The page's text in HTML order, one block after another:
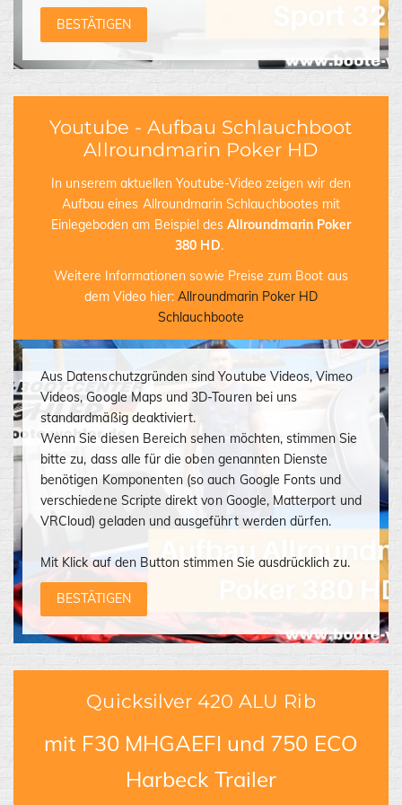
BESTÄTIGEN
Youtube - Aufbau Schlauchboot
Allroundmarin Poker HD
In unserem aktuellen Youtube-Video zeigen wir den
Aufbau eines Allroundmarin Schlauchbootes mit
Einlegeboden am Beispiel des Allroundmarin Poker
380 HD.
Weitere Informationen sowie Preise zum Boot aus
dem Video hier:Allroundmarin Poker HD
Schlauchboote
Aus Datenschutzgründen sind Youtube Videos, Vimeo
Videos, Google Maps und 3D-Touren bei uns
standardmäßig deaktiviert.
Wenn Sie diesen Bereich sehen möchten, stimmen Sie
bitte zu, dass alle für die oben genannten Dienste
benötigen Komponenten (so auch Google Fonts und
verschiedene Scripte direkt von Google, Matterport und
VRCloud) geladen und ausgeführt werden dürfen.
Mit Klick auf den Button stimmen Sie ausdrücklich zu.
BESTÄTIGEN
Quicksilver 420 ALU Rib
mit F30 MHGAEFI und 750 ECO
Harbeck Trailer